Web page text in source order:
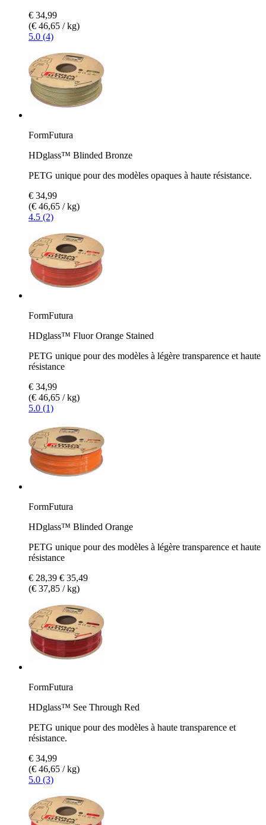
€ 34,99
(€ 46,65 / kg)
5.0 (4)
FormFutura
HDglass™ Blinded Bronze
PETG unique pour des modèles opaques à haute résistance.
€ 34,99
(€ 46,65 / kg)
4.5 (2)
FormFutura
HDglass™ Fluor Orange Stained
PETG unique pour des modèles à légère transparence et haute
résistance
€ 34,99
(€ 46,65 / kg)
5.0 (1)
FormFutura
HDglass™ Blinded Orange
PETG unique pour des modèles à légère transparence et haute
résistance
€ 28,39 € 35,49
(€ 37,85 / kg)
FormFutura
HDglass™ See Through Red
PETG unique pour des modèles à haute transparence et
résistance.
€ 34,99
(€ 46,65 / kg)
5.0 (3)